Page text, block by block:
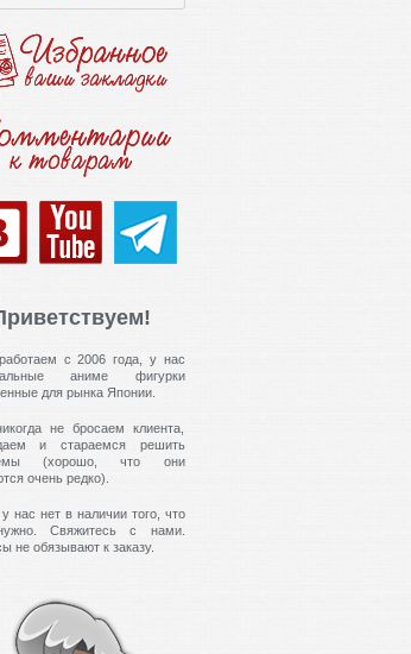
с 2006 года, у нас
аниме фигурки
для рынка Японии.
не бросаем клиента,
и стараемся решить
(хорошо, что они
очень редко).
нас нет в наличии того, что
Свяжитесь с нами.
не обязывают к заказу.